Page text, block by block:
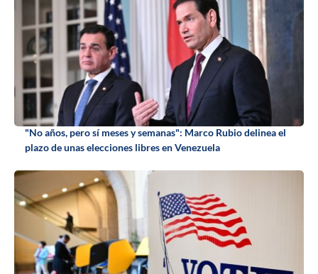
"No años, pero sí meses y semanas": Marco Rubio delinea el
plazo de unas elecciones libres en Venezuela